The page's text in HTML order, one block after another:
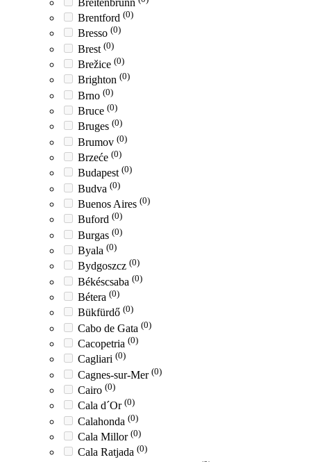
Brentford (0)
Bresso (0)
Brest (0)
Brežice (0)
Brighton (0)
Brno (0)
Bruce (0)
Bruges (0)
Brumov (0)
Brzeće (0)
Budapest (0)
Budva (0)
Buenos Aires (0)
Buford (0)
Burgas (0)
Byala (0)
Bydgoszcz (0)
Békéscsaba (0)
Bétera (0)
Bükfürdő (0)
Cabo de Gata (0)
Cacopetria (0)
Cagliari (0)
Cagnes-sur-Mer (0)
Cairo (0)
Cala d´Or (0)
Calahonda (0)
Cala Millor (0)
Cala Ratjada (0)